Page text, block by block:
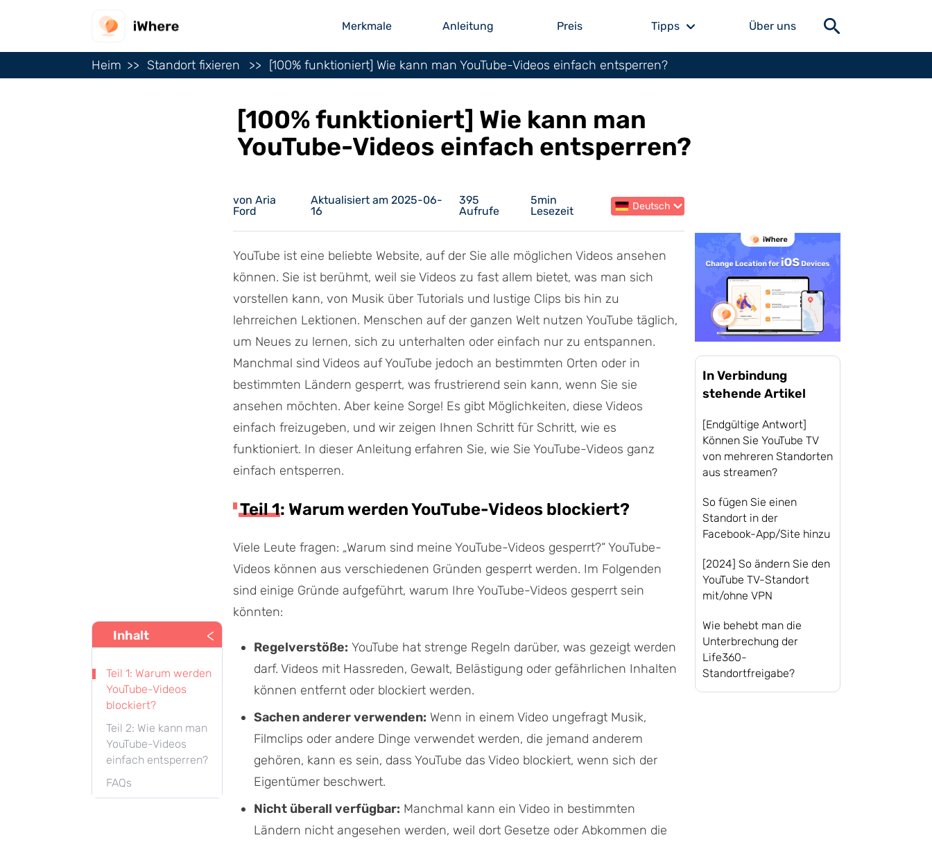
Merkmale Anleitung Preis Tipps Über uns
Heim Standort fixieren [100% funktioniert] Wie kann man YouTube-Videos einfach entsperren?
[100% funktioniert] Wie kann man
YouTube-Videos einfach entsperren?
Inhalt <
Teil 1: Warum werden
YouTube-Videos
blockiert?
Teil 2: Wie kann man
YouTube-Videos
einfach entsperren?
FAQs
von Aria
Ford
Aktualisiert am 2025-06-
16
395
Aufrufe
5min
Lesezeit
Deutsch
YouTube ist eine beliebte Website, auf der Sie alle möglichen Videos ansehen
können. Sie ist berühmt, weil sie Videos zu fast allem bietet, was man sich
vorstellen kann, von Musik über Tutorials und lustige Clips bis hin zu
lehrreichen Lektionen. Menschen auf der ganzen Welt nutzen YouTube täglich,
um Neues zu lernen, sich zu unterhalten oder einfach nur zu entspannen.
Manchmal sind Videos auf YouTube jedoch an bestimmten Orten oder in
bestimmten Ländern gesperrt, was frustrierend sein kann, wenn Sie sie
ansehen möchten. Aber keine Sorge! Es gibt Möglichkeiten, diese Videos
einfach freizugeben, und wir zeigen Ihnen Schritt für Schritt, wie es
funktioniert. In dieser Anleitung erfahren Sie, wie Sie YouTube-Videos ganz
einfach entsperren.
Teil 1: Warum werden YouTube-Videos blockiert?
Viele Leute fragen: „Warum sind meine YouTube-Videos gesperrt?“ YouTube-
Videos können aus verschiedenen Gründen gesperrt werden. Im Folgenden
sind einige Gründe aufgeführt, warum Ihre YouTube-Videos gesperrt sein
könnten:
Regelverstöße: YouTube hat strenge Regeln darüber, was gezeigt werden
darf. Videos mit Hassreden, Gewalt, Belästigung oder gefährlichen Inhalten
können entfernt oder blockiert werden.
Sachen anderer verwenden: Wenn in einem Video ungefragt Musik,
Filmclips oder andere Dinge verwendet werden, die jemand anderem
gehören, kann es sein, dass YouTube das Video blockiert, wenn sich der
Eigentümer beschwert.
Nicht überall verfügbar: Manchmal kann ein Video in bestimmten
Ländern nicht angesehen werden, weil dort Gesetze oder Abkommen die
In Verbindung
stehende Artikel
[Endgültige Antwort]
Können Sie YouTube TV
von mehreren Standorten
aus streamen?
So fügen Sie einen
Standort in der
Facebook-App/Site hinzu
[2024] So ändern Sie den
YouTube TV-Standort
mit/ohne VPN
Wie behebt man die
Unterbrechung der
Life360-
Standortfreigabe?